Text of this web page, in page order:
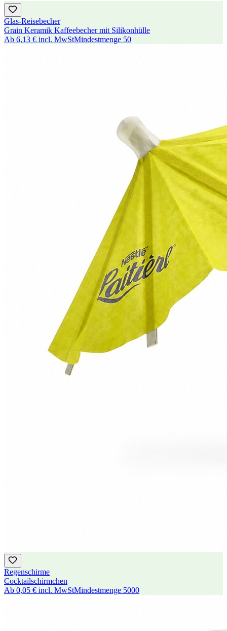
Glas-Reisebecher
Grain Keramik Kaffeebecher mit Silikonhülle
Ab 6,13 € incl. MwStMindestmenge 50
Regenschirme
Cocktailschirmchen
Ab 0,05 € incl. MwStMindestmenge 5000